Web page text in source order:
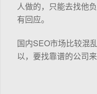
人做的，只能去找他
有回应。
国内SEO市场比较混
以，要找靠谱的公司